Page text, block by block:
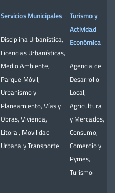
Servicios Municipales
Disciplina Urbanística,
Licencias Urbanísticas,
Medio Ambiente,
Parque Móvil,
Urbanismo y
Planeamiento, Vías y
Obras, Vivienda,
Litoral, Movilidad
Urbana y Transporte
Turismo y
Actividad
Económica
Agencia de
Desarrollo
Local,
Agricultura
y Mercados,
Consumo,
Comercio y
Pymes,
Turismo